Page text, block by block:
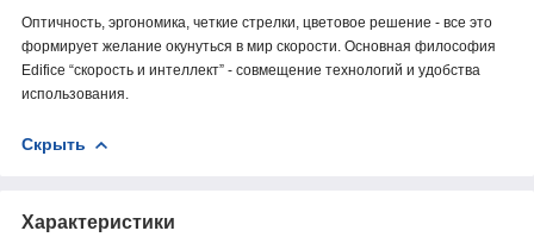
Оптичность, эргономика, четкие стрелки, цветовое решение - все это
формирует желание окунуться в мир скорости. Основная философия
Edifice “скорость и интеллект” - совмещение технологий и удобства
использования.
Скрыть
Характеристики